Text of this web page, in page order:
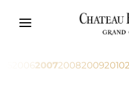
20062007200820092010